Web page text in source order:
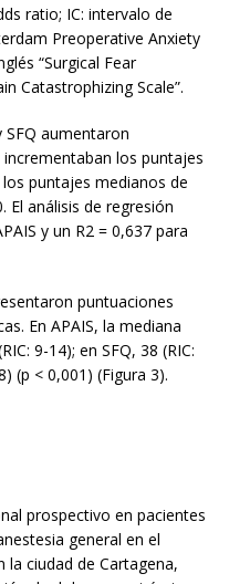
ratio; IC: intervalo de
Preoperative Anxiety
“Surgical Fear
Catastrophizing Scale”.
SFQ aumentaron
los puntajes
los puntajes medianos de
El análisis de regresión
y un R2 = 0,637 para
puntuaciones
En APAIS, la mediana
9-14); en SFQ, 38 (RIC:
(p < 0,001) (Figura 3).
prospectivo en pacientes
general en el
la ciudad de Cartagena,